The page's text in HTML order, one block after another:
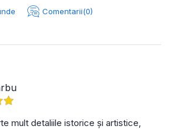
Comentarii(0)
mult detaliile istorice și artistice,